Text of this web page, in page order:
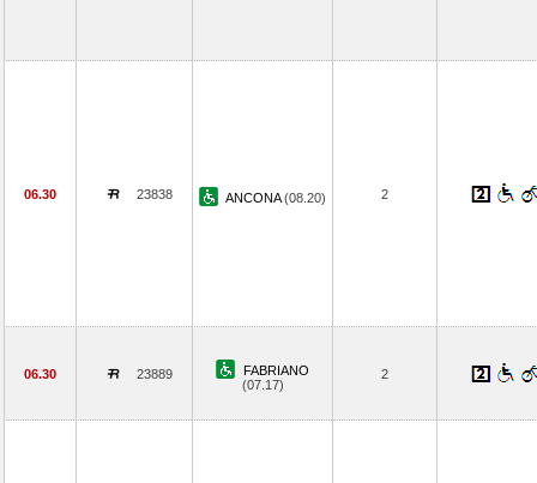
06.30 23838 ANCONA(08.20) 2
06.30 23889
FABRIANO
(07.17)
2